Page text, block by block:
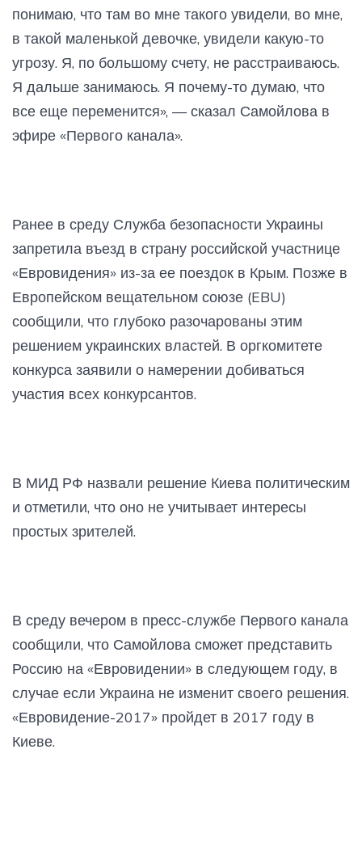
понимаю, что там во мне такого увидели, во мне,
в такой маленькой девочке, увидели какую-то
угрозу. Я, по большому счету, не расстраиваюсь.
Я дальше занимаюсь. Я почему-то думаю, что
все еще переменится», — сказал Самойлова в
эфире «Первого канала».
Ранее в среду Служба безопасности Украины
запретила въезд в страну российской участнице
«Евровидения» из-за ее поездок в Крым. Позже в
Европейском вещательном союзе (EBU)
сообщили, что глубоко разочарованы этим
решением украинских властей. В оргкомитете
конкурса заявили о намерении добиваться
участия всех конкурсантов.
В МИД РФ назвали решение Киева политическим
и отметили, что оно не учитывает интересы
простых зрителей.
В среду вечером в пресс-службе Первого канала
сообщили, что Самойлова сможет представить
Россию на «Евровидении» в следующем году, в
случае если Украина не изменит своего решения.
«Евровидение-2017» пройдет в 2017 году в
Киеве.